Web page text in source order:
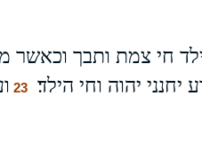
חי צמת ותבך
יהוה וחי הילד׃ 23